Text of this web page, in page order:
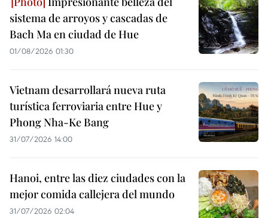
sistema de arroyos y cascadas de
Bach Ma en ciudad de Hue
01/08/2026 01:30
Vietnam desarrollará nueva ruta
turística ferroviaria entre Hue y
Phong Nha-Ke Bang
31/07/2026 14:00
Hanoi, entre las diez ciudades con la
mejor comida callejera del mundo
31/07/2026 02:04